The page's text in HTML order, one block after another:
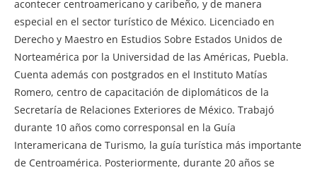
acontecer centroamericano y caribeño, y de manera
especial en el sector turístico de México. Licenciado en
Derecho y Maestro en Estudios Sobre Estados Unidos de
Norteamérica por la Universidad de las Américas, Puebla.
Cuenta además con postgrados en el Instituto Matías
Romero, centro de capacitación de diplomáticos de la
Secretaría de Relaciones Exteriores de México. Trabajó
durante 10 años como corresponsal en la Guía
Interamericana de Turismo, la guía turística más importante
de Centroamérica. Posteriormente, durante 20 años se